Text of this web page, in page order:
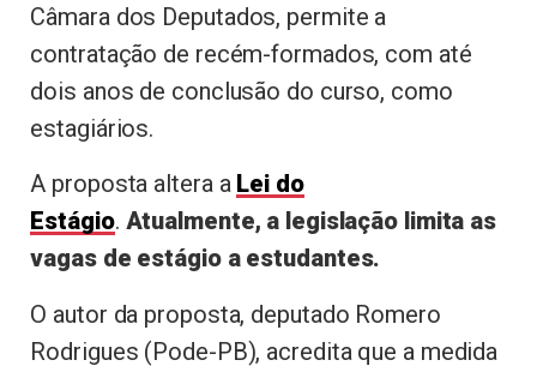
Câmara dos Deputados, permite a
contratação de recém-formados, com até
dois anos de conclusão do curso, como
estagiários.
A proposta altera a Lei do
Estágio. Atualmente, a legislação limita as
vagas de estágio a estudantes.
O autor da proposta, deputado Romero
Rodrigues (Pode-PB), acredita que a medida